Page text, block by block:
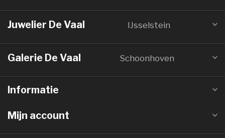
Juwelier De Vaal IJsselstein
Galerie De Vaal Schoonhoven
Informatie
Mijn account